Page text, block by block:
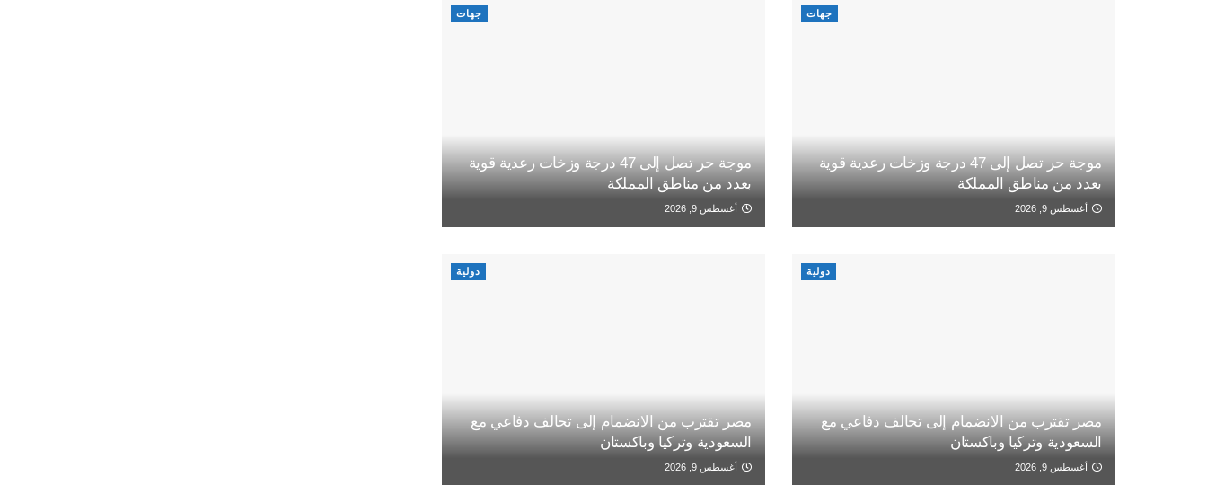
جهات
موجة حر تصل إلى 47 درجة وزخات رعدية قوية
بعدد من مناطق المملكة
أغسطس 9, 2026
جهات
موجة حر تصل إلى 47 درجة وزخات رعدية قوية
بعدد من مناطق المملكة
أغسطس 9, 2026
دولية
مصر تقترب من الانضمام إلى تحالف دفاعي مع
السعودية وتركيا وباكستان
أغسطس 9, 2026
دولية
مصر تقترب من الانضمام إلى تحالف دفاعي مع
السعودية وتركيا وباكستان
أغسطس 9, 2026